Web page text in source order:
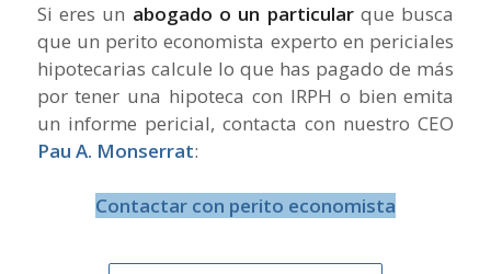
Si eres un abogado o un particularque busca
que un perito economista experto en periciales
hipotecarias calcule lo que has pagado de más
por tener una hipoteca con IRPH o bien emita
un informe pericial, contacta con nuestro CEO
Pau A. Monserrat:
Contactar con perito economista